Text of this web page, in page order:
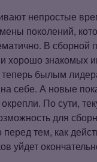
непростые
поколений,
В сборной
хорошо знакомых
былым
себе. А новые
По сути,
для
перед тем, как
уйдет